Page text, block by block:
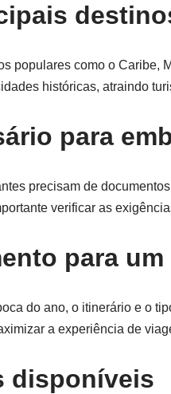
populares como o
históricas, atraindo
para
precisam de
verificar as
para
do ano, o itinerário e o
a experiência de
disponíveis